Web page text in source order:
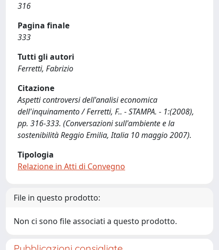
316
Pagina finale
333
Tutti gli autori
Ferretti, Fabrizio
Citazione
Aspetti controversi dell'analisi economica
dell'inquinamento / Ferretti, F.. - STAMPA. - 1:(2008),
pp. 316-333. (Conversazioni sull'ambiente e la
sostenibilità Reggio Emilia, Italia 10 maggio 2007).
Tipologia
Relazione in Atti di Convegno
File in questo prodotto:
Non ci sono file associati a questo prodotto.